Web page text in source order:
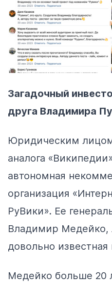
Загадочный
друга Владимира
Юридическим
аналога
автономная
организация
РуВики». Ее
Владимир Медейко,
довольно известная
Медейко больше 20